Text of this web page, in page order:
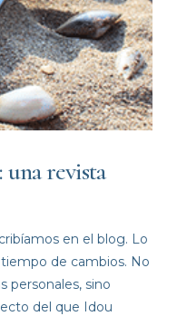
revista
en el blog. Lo
de cambios. No
personales, sino
del que Idou